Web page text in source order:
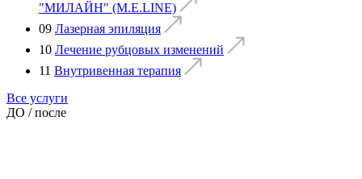
"МИЛАЙН" (M.E.LINE)
09 Лазерная эпиляция
10 Лечение рубцовых изменений
11 Внутривенная терапия
Все услуги
ДО / после